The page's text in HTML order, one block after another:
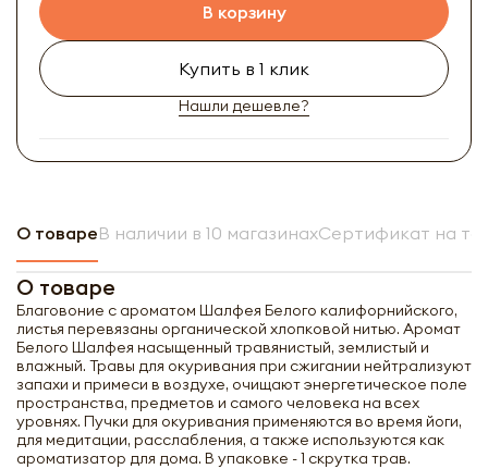
В корзину
Купить в 1 клик
Нашли дешевле?
О товареВ наличии в 10 магазинахСертификат на
О товаре
Благовоние с ароматом Шалфея Белого калифорнийского,
листья перевязаны органической хлопковой нитью. Аромат
Белого Шалфея насыщенный травянистый, землистый и
влажный. Травы для окуривания при сжигании нейтрализуют
запахи и примеси в воздухе, очищают энергетическое поле
пространства, предметов и самого человека на всех
уровнях. Пучки для окуривания применяются во время йоги,
для медитации, расслабления, а также используются как
ароматизатор для дома. В упаковке - 1 скрутка трав.